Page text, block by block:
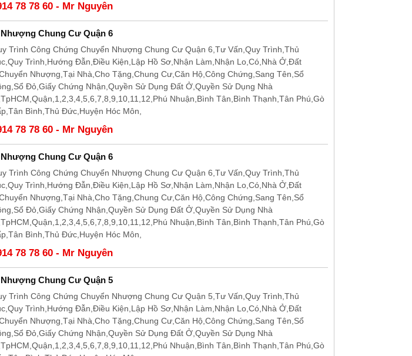
78 78 60 - Mr Nguyên
Chung Cư Quận 6
Trình Công Chứng Chuyển Nhượng Chung Cư Quận 6,Tư Vấn,Quy Trình,Thủ
Trình,Hướng Đẫn,Điều Kiện,Lập Hồ Sơ,Nhận Làm,Nhận Lo,Có,Nhà Ở,Đất
Nhượng,Tại Nhà,Cho Tặng,Chung Cư,Căn Hộ,Công Chứng,Sang Tên,Sổ
Đỏ,Giấy Chứng Nhận,Quyền Sử Dụng Đất Ở,Quyền Sử Dụng Nhà
Nhuận,Bình Tân,Bình Thạnh,Tân Phú,Gò
Bình,Thủ Đức,Huyện Hóc Môn,
78 78 60 - Mr Nguyên
Chung Cư Quận 6
Trình Công Chứng Chuyển Nhượng Chung Cư Quận 6,Tư Vấn,Quy Trình,Thủ
Trình,Hướng Đẫn,Điều Kiện,Lập Hồ Sơ,Nhận Làm,Nhận Lo,Có,Nhà Ở,Đất
Nhượng,Tại Nhà,Cho Tặng,Chung Cư,Căn Hộ,Công Chứng,Sang Tên,Sổ
Đỏ,Giấy Chứng Nhận,Quyền Sử Dụng Đất Ở,Quyền Sử Dụng Nhà
Nhuận,Bình Tân,Bình Thạnh,Tân Phú,Gò
Bình,Thủ Đức,Huyện Hóc Môn,
78 78 60 - Mr Nguyên
Chung Cư Quận 5
Trình Công Chứng Chuyển Nhượng Chung Cư Quận 5,Tư Vấn,Quy Trình,Thủ
Trình,Hướng Đẫn,Điều Kiện,Lập Hồ Sơ,Nhận Làm,Nhận Lo,Có,Nhà Ở,Đất
Nhượng,Tại Nhà,Cho Tặng,Chung Cư,Căn Hộ,Công Chứng,Sang Tên,Sổ
Đỏ,Giấy Chứng Nhận,Quyền Sử Dụng Đất Ở,Quyền Sử Dụng Nhà
Nhuận,Bình Tân,Bình Thạnh,Tân Phú,Gò